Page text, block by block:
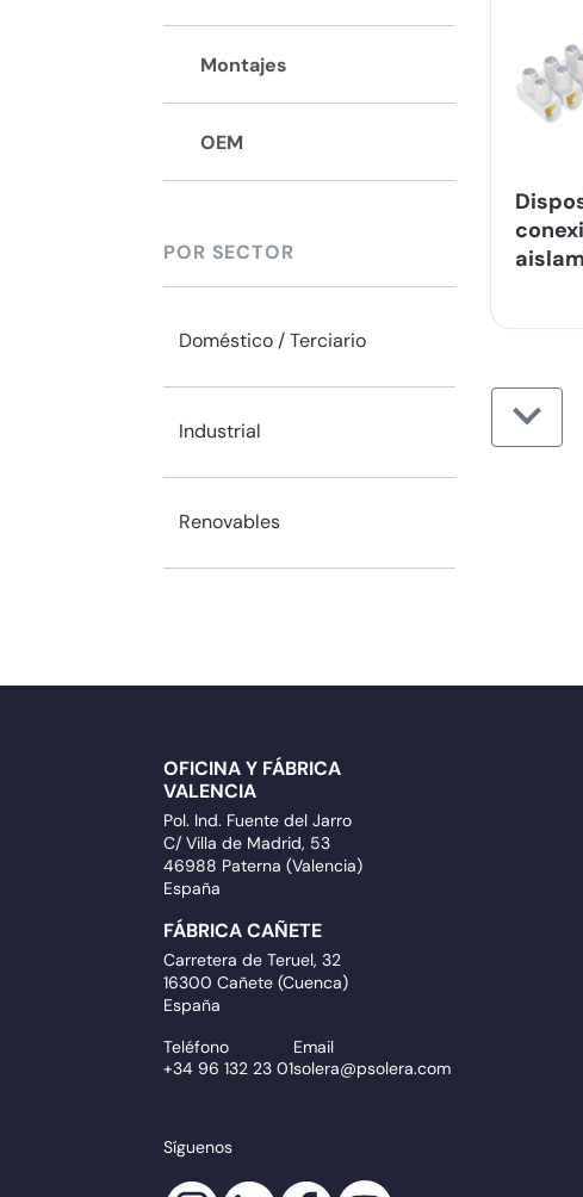
Montajes
OEM
POR SECTOR
Doméstico / Terciario
Industrial
Renovables
OFICINA Y FÁBRICA
VALENCIA
Pol. Ind. Fuente del Jarro
C/ Villa de Madrid, 53
46988 Paterna (Valencia)
España
FÁBRICA CAÑETE
Carretera de Teruel, 32
16300 Cañete (Cuenca)
España
Teléfono
+34 96 132 23 01
Email
solera@psolera.com
Síguenos